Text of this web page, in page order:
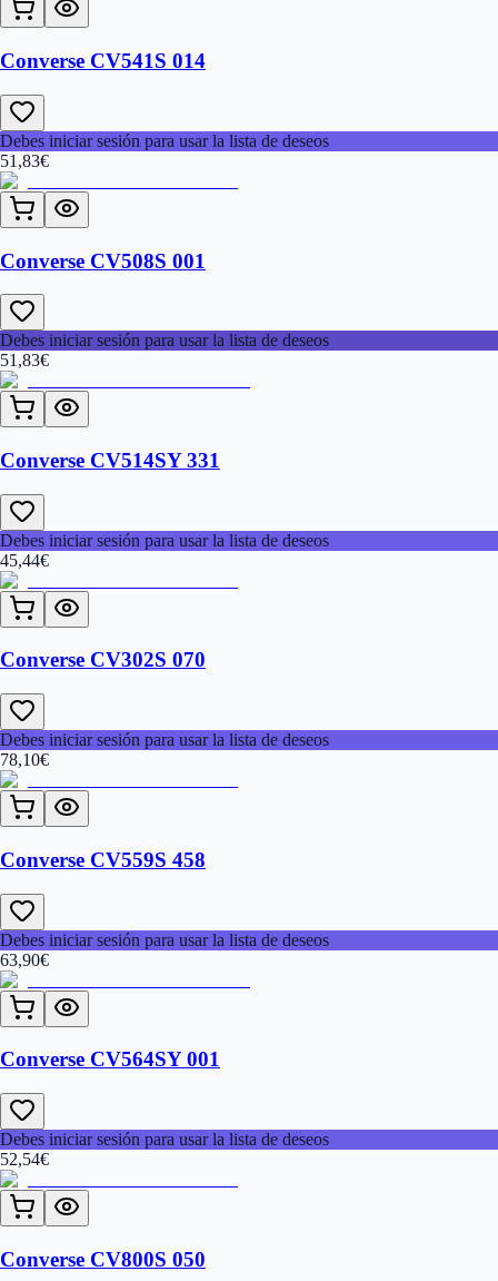
Converse CV541S 014
Debes iniciar sesión para usar la lista de deseos
51,83€
Converse CV508S 001
Debes iniciar sesión para usar la lista de deseos
51,83€
Converse CV514SY 331
Debes iniciar sesión para usar la lista de deseos
45,44€
Converse CV302S 070
Debes iniciar sesión para usar la lista de deseos
78,10€
Converse CV559S 458
Debes iniciar sesión para usar la lista de deseos
63,90€
Converse CV564SY 001
Debes iniciar sesión para usar la lista de deseos
52,54€
Converse CV800S 050